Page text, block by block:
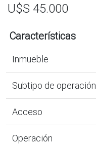
U$S 45.000
Características
Inmueble
Subtipo de operación
Acceso
Operación